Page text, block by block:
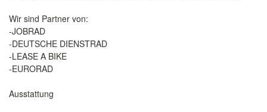
Wir sind Partner von:
-JOBRAD
-DEUTSCHE DIENSTRAD
-LEASE A BIKE
-EURORAD
Ausstattung